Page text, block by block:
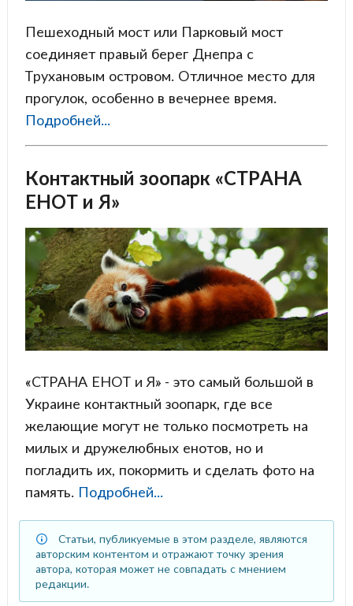
Пешеходный мост или Парковый мост
соединяет правый берег Днепра с
Трухановым островом. Отличное место для
прогулок, особенно в вечернее время.
Подробней...
Контактный зоопарк «СТРАНА
ЕНОТ и Я»
«СТРАНА ЕНОТ и Я» - это самый большой в
Украине контактный зоопарк, где все
желающие могут не только посмотреть на
милых и дружелюбных енотов, но и
погладить их, покормить и сделать фото на
память. Подробней...
Статьи, публикуемые в этом разделе, являются
авторским контентом и отражают точку зрения
автора, которая может не совпадать с мнением
редакции.